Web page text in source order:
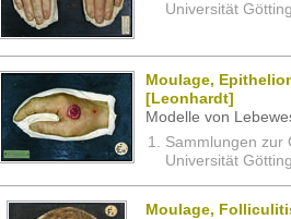
Universität
Moulage,
[Leonhardt]
Modelle von
Sammlungen zur
Universität
Moulage,